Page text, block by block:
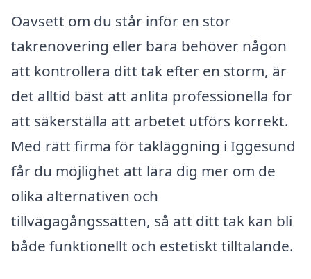
Oavsett om du står inför en stor
takrenovering eller bara behöver någon
att kontrollera ditt tak efter en storm, är
det alltid bäst att anlita professionella för
att säkerställa att arbetet utförs korrekt.
Med rätt firma för takläggning i Iggesund
får du möjlighet att lära dig mer om de
olika alternativen och
tillvägagångssätten, så att ditt tak kan bli
både funktionellt och estetiskt tilltalande.